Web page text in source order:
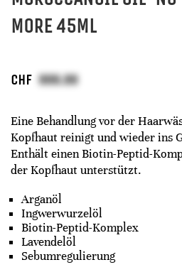
MORE 45ML
CHF
Eine Behandlung vor der
Kopfhaut reinigt und wieder ins
Enthält einen Biotin-Peptid-
der Kopfhaut unterstützt.
Arganöl
Ingwerwurzelöl
Biotin-Peptid-Komplex
Lavendelöl
Sebumregulierung